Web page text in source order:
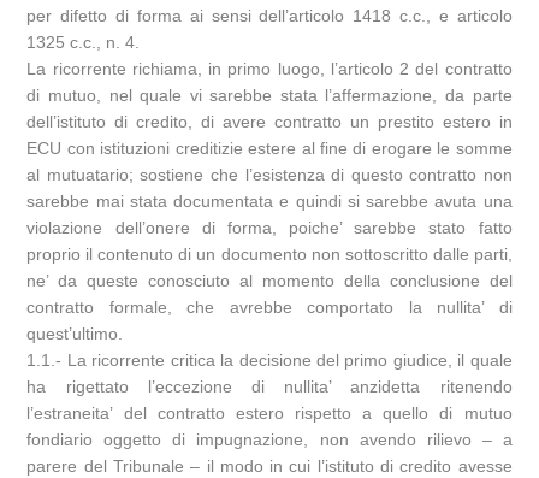
per difetto di forma ai sensi dell’articolo 1418 c.c., e articolo
1325 c.c., n. 4.
La ricorrente richiama, in primo luogo, l’articolo 2 del contratto
di mutuo, nel quale vi sarebbe stata l’affermazione, da parte
dell’istituto di credito, di avere contratto un prestito estero in
ECU con istituzioni creditizie estere al fine di erogare le somme
al mutuatario; sostiene che l’esistenza di questo contratto non
sarebbe mai stata documentata e quindi si sarebbe avuta una
violazione dell’onere di forma, poiche’ sarebbe stato fatto
proprio il contenuto di un documento non sottoscritto dalle parti,
ne’ da queste conosciuto al momento della conclusione del
contratto formale, che avrebbe comportato la nullita’ di
quest’ultimo.
1.1.- La ricorrente critica la decisione del primo giudice, il quale
ha rigettato l’eccezione di nullita’ anzidetta ritenendo
l’estraneita’ del contratto estero rispetto a quello di mutuo
fondiario oggetto di impugnazione, non avendo rilievo – a
parere del Tribunale – il modo in cui l’istituto di credito avesse